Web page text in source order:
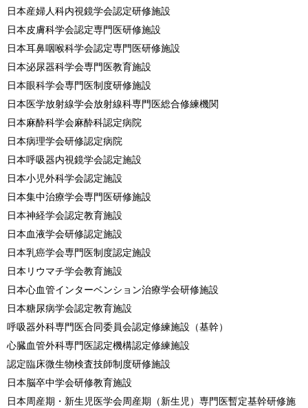
日本産婦人科内視鏡学会認定研修施設
日本皮膚科学会認定専門医研修施設
日本耳鼻咽喉科学会認定専門医研修施設
日本泌尿器科学会専門医教育施設
日本眼科学会専門医制度研修施設
日本医学放射線学会放射線科専門医総合修練機関
日本麻酔科学会麻酔科認定病院
日本病理学会研修認定病院
日本呼吸器内視鏡学会認定施設
日本小児外科学会認定施設
日本集中治療学会専門医研修施設
日本神経学会認定教育施設
日本血液学会研修認定施設
日本乳癌学会専門医制度認定施設
日本リウマチ学会教育施設
日本心血管インターベンション治療学会研修施設
日本糖尿病学会認定教育施設
呼吸器外科専門医合同委員会認定修練施設（基幹）
心臓血管外科専門医認定機構認定修練施設
認定臨床微生物検査技師制度研修施設
日本脳卒中学会研修教育施設
日本周産期・新生児医学会周産期（新生児）専門医暫定基幹研修施